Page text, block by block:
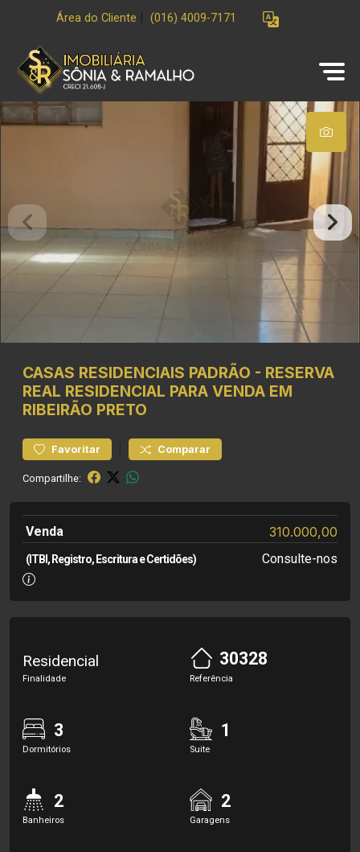
Área do Cliente (016) 4009-7171
CASAS RESIDENCIAIS PADRÃO - RESERVA
REAL RESIDENCIAL PARA VENDA EM
RIBEIRÃO PRETO
Favoritar Comparar
Compartilhe:
Venda 310.000,00
(ITBI, Registro, Escritura e Certidões) Consulte-nos
Residencial
Finalidade
30328
Referência
3
Dormitórios
1
Suite
2
Banheiros
2
Garagens